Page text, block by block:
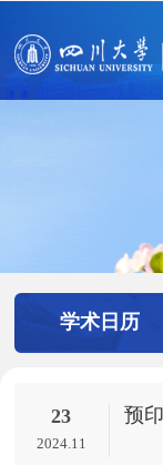
学术日历
23
2024.11
预